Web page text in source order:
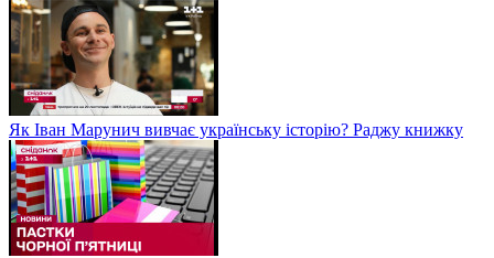
Як Іван Марунич вивчає українську історію? Раджу книжку